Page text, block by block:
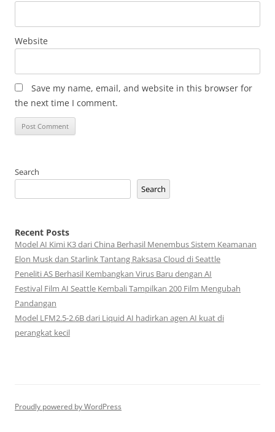
Website
Save my name, email, and website in this browser for
the next time I comment.
Search
Search
Recent Posts
Model AI Kimi K3 dari China Berhasil Menembus Sistem Keamanan
Elon Musk dan Starlink Tantang Raksasa Cloud di Seattle
Peneliti AS Berhasil Kembangkan Virus Baru dengan AI
Festival Film AI Seattle Kembali Tampilkan 200 Film Mengubah
Pandangan
Model LFM2.5-2.6B dari Liquid AI hadirkan agen AI kuat di
perangkat kecil
Proudly powered by WordPress